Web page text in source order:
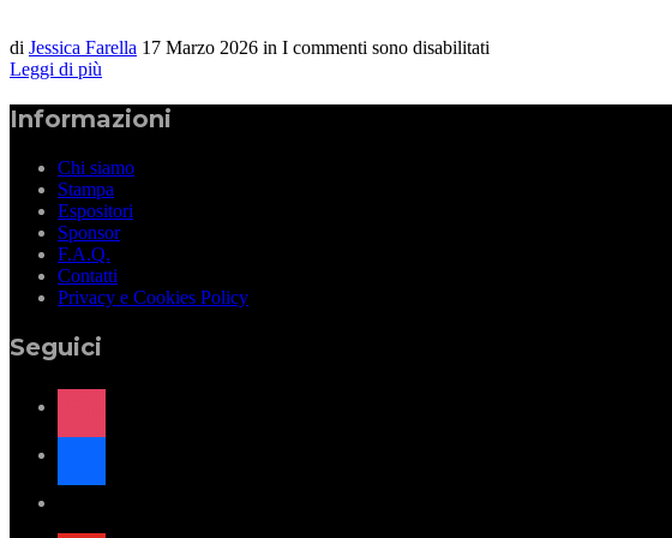
di Jessica Farella 17 Marzo 2026 in I commenti sono disabilitati
Leggi di più
Informazioni
Chi siamo
Stampa
Espositori
Sponsor
F.A.Q.
Contatti
Privacy e Cookies Policy
Seguici
instagram
facebook
x